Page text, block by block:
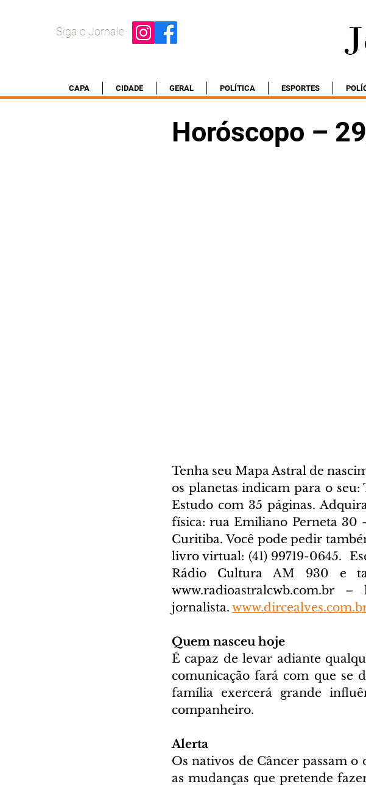
Siga o Jornale
CAPA CIDADE GERAL POLÍTICA ESPORTES
Horóscopo –
Tenha seu Mapa Astral de
os planetas indicam para o
Estudo com 35 páginas.
física: rua Emiliano Perneta 30
Curitiba. Você pode pedir
livro virtual: (41) 99719-0645.
www.radioastralcwb.com.br –
jornalista.
Quem nasceu hoje
É capaz de levar adiante
comunicação fará com que se
família exercerá grande
companheiro.
Alerta
Os nativos de Câncer passam
as mudanças que pretende